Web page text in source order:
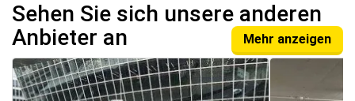
Sehen Sie sich unsere anderen
Anbieter an
Mehr anzeigen